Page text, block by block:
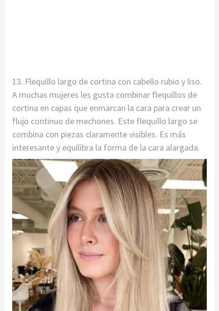
13. Flequillo largo de cortina con cabello rubio y liso.
A muchas mujeres les gusta combinar flequillos de
cortina en capas que enmarcan la cara para crear un
flujo continuo de mechones. Este flequillo largo se
combina con piezas claramente visibles. Es más
interesante y equilibra la forma de la cara alargada.